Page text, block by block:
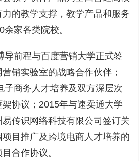
的教学支撑，教学产品和服务
家各类院校。
前程与百度营销大学正式签
销实验室的战略合作伙伴；
子商务人才培养及双方深层次
协议；2015年与速卖通大学
传识网络科技有限公司签订关
目推广及跨境电商人才培养的
合作协议。